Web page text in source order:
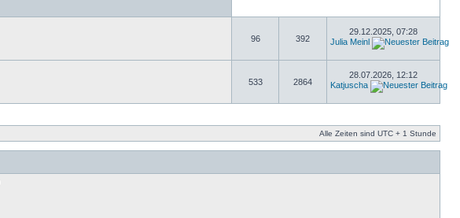
96 392
29.12.2025, 07:28
Julia Meinl
533 2864
28.07.2026, 12:12
Katjuscha
Alle Zeiten sind UTC + 1 Stunde